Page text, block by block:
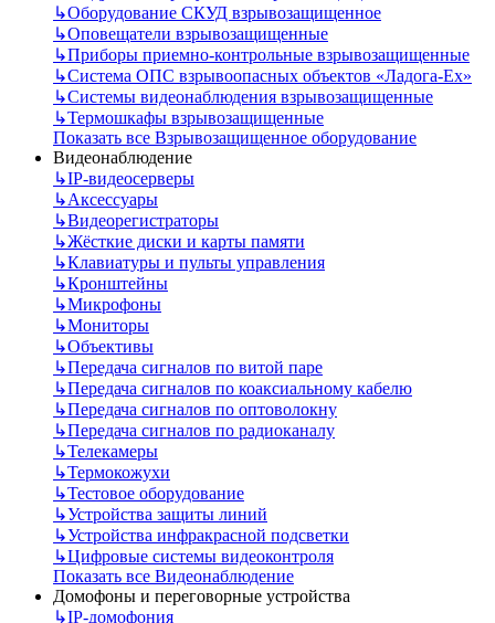
↳Оборудование СКУД взрывозащищенное
↳Оповещатели взрывозащищенные
↳Приборы приемно-контрольные взрывозащищенные
↳Система ОПС взрывоопасных объектов «Ладога-Ex»
↳Системы видеонаблюдения взрывозащищенные
↳Термошкафы взрывозащищенные
Показать все Взрывозащищенное оборудование
Видеонаблюдение
↳IP-видеосерверы
↳Аксессуары
↳Видеорегистраторы
↳Жёсткие диски и карты памяти
↳Клавиатуры и пульты управления
↳Кронштейны
↳Микрофоны
↳Мониторы
↳Объективы
↳Передача сигналов по витой паре
↳Передача сигналов по коаксиальному кабелю
↳Передача сигналов по оптоволокну
↳Передача сигналов по радиоканалу
↳Телекамеры
↳Термокожухи
↳Тестовое оборудование
↳Устройства защиты линий
↳Устройства инфракрасной подсветки
↳Цифровые системы видеоконтроля
Показать все Видеонаблюдение
Домофоны и переговорные устройства
↳IP-домофония